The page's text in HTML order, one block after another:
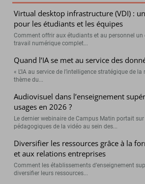
Virtual desktop infrastructure (VDI) :
pour les étudiants et les équipes
Comment offrir aux étudiants et au personnel un
travail numérique complet...
Quand l’IA se met au service des
« L’IA au service de l’intelligence stratégique de
thème du...
Audiovisuel dans l’enseignement
usages en 2026 ?
Le dernier webinaire de Campus Matin portait
pédagogiques de la vidéo au sein des...
Diversifier les ressources grâce à la
et aux relations entreprises
Comment les établissements d’enseignement
diversifier leurs ressources...